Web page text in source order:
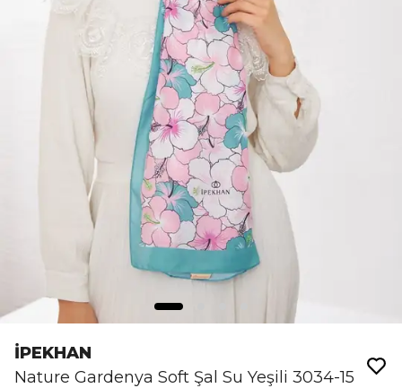
İPEKHAN
Nature Gardenya Soft Şal Su Yeşili 3034-15